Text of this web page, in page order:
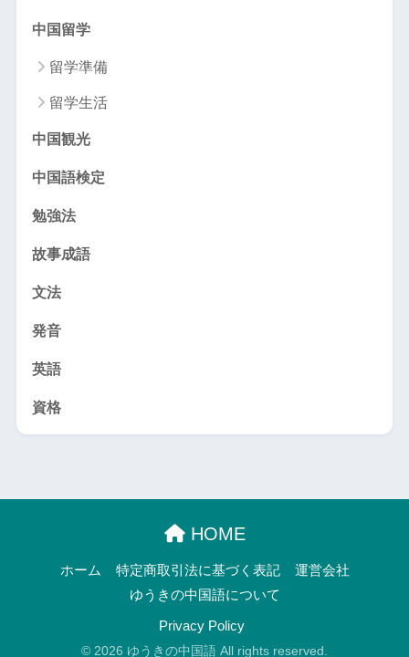
中国留学
留学準備
留学生活
中国観光
中国語検定
勉強法
故事成語
文法
発音
英語
資格
HOME
ホーム 特定商取引法に基づく表記
運営会社
ゆうきの中国語について
Privacy Policy
© 2026 ゆうきの中国語 All rights reserved.